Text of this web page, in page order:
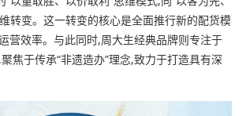
转变。这一转变的核心是全面推行新的配货模
营效率。与此同时,周大生经典品牌则专注于
焦于传承“非遗造办”理念,致力于打造具有深